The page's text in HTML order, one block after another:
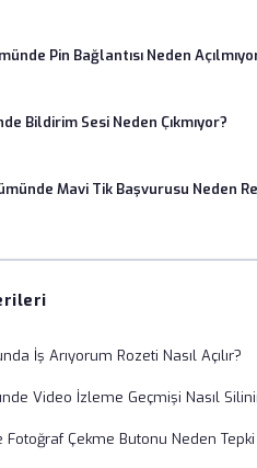
Pin Bağlantısı Neden
Bildirim Sesi Neden Çıkmıyor?
Mavi Tik Başvurusu Neden
İş Arıyorum Rozeti Nasıl Açılır?
Video İzleme Geçmişi Nasıl
Çekme Butonu Neden